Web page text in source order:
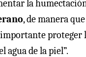
la
, de manera
agua de la piel”.